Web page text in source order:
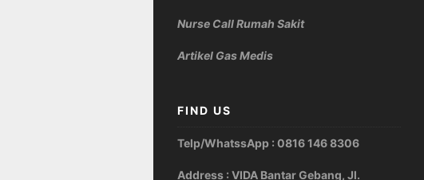
Nurse Call Rumah Sakit
Artikel Gas Medis
FIND US
Telp/WhatssApp : 0816 146 8306
Address : VIDA Bantar Gebang, Jl.